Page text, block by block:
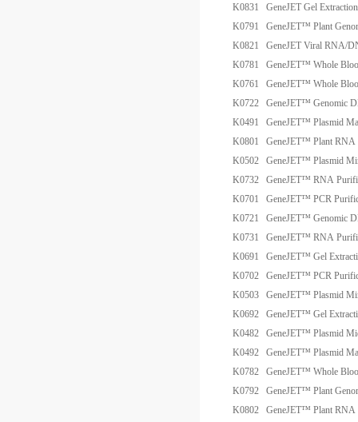
K0831
GeneJET Gel
K0791
GeneJET™ Plant
K0821
GeneJET Viral RNA/
K0781
GeneJET™ Whole
K0761
GeneJET™ Whole
K0722
GeneJET™ Genomic
K0491
GeneJET™ Plasmid
K0801
GeneJET™ Plant
K0502
GeneJET™ Plasmid
K0732
GeneJET™ RNA
K0701
GeneJET™ PCR
K0721
GeneJET™ Genomic
K0731
GeneJET™ RNA
K0691
GeneJET™ Gel
K0702
GeneJET™ PCR
K0503
GeneJET™ Plasmid
K0692
GeneJET™ Gel
K0482
GeneJET™ Plasmid
K0492
GeneJET™ Plasmid
K0782
GeneJET™ Whole
K0792
GeneJET™ Plant
K0802
GeneJET™ Plant